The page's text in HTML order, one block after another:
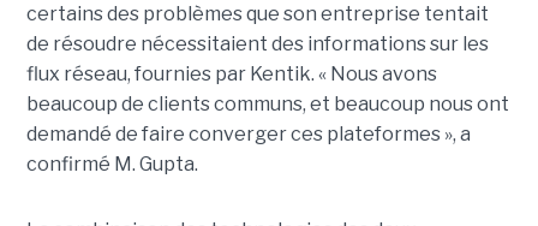
certains des problèmes que son entreprise tentait
de résoudre nécessitaient des informations sur les
flux réseau, fournies par Kentik. « Nous avons
beaucoup de clients communs, et beaucoup nous ont
demandé de faire converger ces plateformes », a
confirmé M. Gupta.